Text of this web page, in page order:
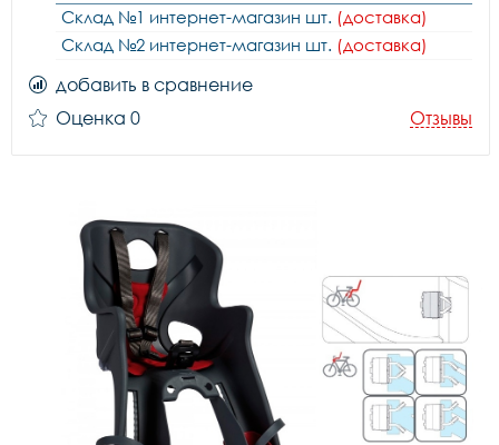
Склад №1 интернет-магазин шт. (доставка)
Склад №2 интернет-магазин шт. (доставка)
добавить в сравнение
Оценка 0
Отзывы